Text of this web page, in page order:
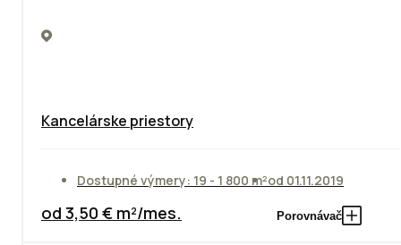
Kancelárske priestory
Dostupné výmery: 19 - 1 800 m²od 01.11.2019
od 3,50 € m²/mes. Porovnávač